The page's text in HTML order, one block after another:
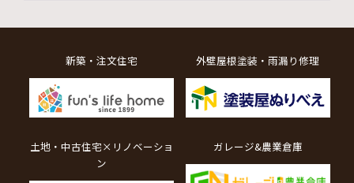
新築・注文住宅 外壁屋根塗装・雨漏り修理
土地・中古住宅×リノベーショ
ン
ガレージ&農業倉庫